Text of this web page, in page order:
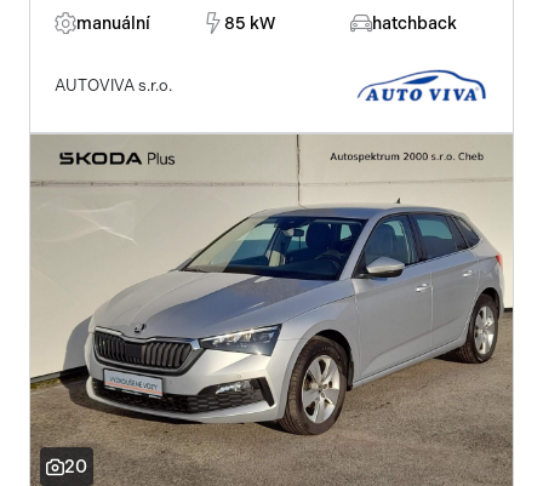
manuální
85 kW hatchback
AUTOVIVA s.r.o.
20